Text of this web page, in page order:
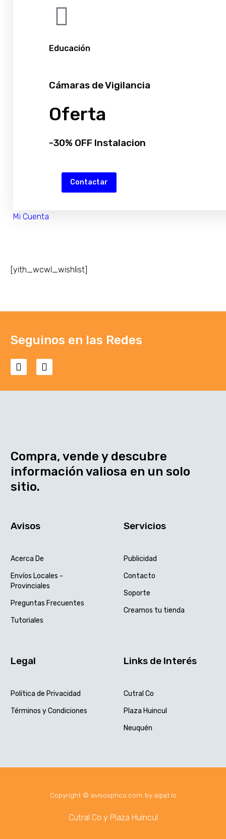
Educación
Cámaras de Vigilancia
Oferta
-30% OFF Instalacion
Contactar
Mi Cuenta
[yith_wcwl_wishlist]
Seguinos en las Redes
Compra, vende y descubre
información valiosa en un solo
sitio.
Avisos
Acerca De
Envíos Locales -
Provinciales
Preguntas Frecuentes
Tutoriales
Servicios
Publicidad
Contacto
Soporte
Creamos tu tienda
Legal
Política de Privacidad
Términos y Condiciones
Links de Interés
Cutral Co
Plaza Huincul
Neuquén
Copyright © avisosphco.com by aipat.io
Cutral Co y Plaza Huincul